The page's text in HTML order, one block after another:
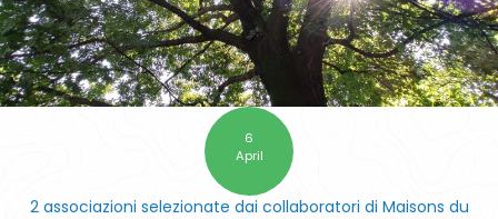
6
April
2 associazioni selezionate dai collaboratori di Maisons du